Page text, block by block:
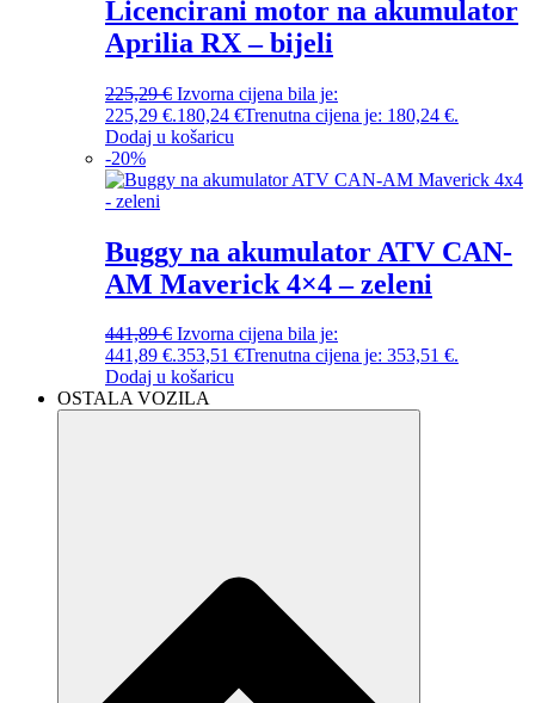
Licencirani motor na akumulator
Aprilia RX – bijeli
225,29€ Izvorna cijena bila je:
225,29 €.180,24 €Trenutna cijena je: 180,24 €.
Dodaj u košaricu
-20%
Buggy na akumulator ATV CAN-
AM Maverick 4×4 – zeleni
441,89€ Izvorna cijena bila je:
441,89 €.353,51 €Trenutna cijena je: 353,51 €.
Dodaj u košaricu
OSTALA VOZILA